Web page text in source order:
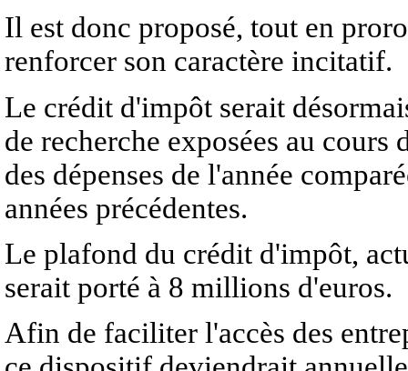
Il est donc proposé, tout en
renforcer son caractère incitatif.
Le crédit d'impôt serait
de recherche exposées au
des dépenses de l'année
années précédentes.
Le plafond du crédit d'impôt,
serait porté à 8 millions d'euros.
Afin de faciliter l'accès des